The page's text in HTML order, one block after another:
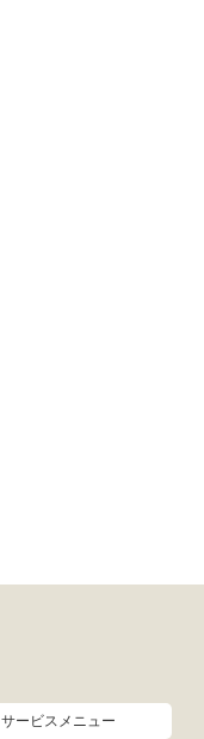
サービスメニュー